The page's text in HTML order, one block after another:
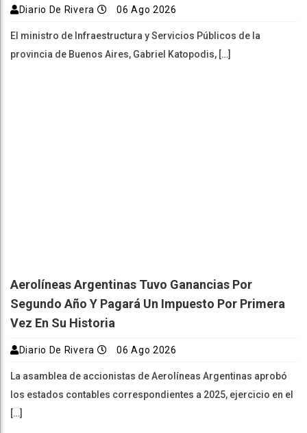
Diario De Rivera 06 Ago 2026
El ministro de Infraestructura y Servicios Públicos de la
provincia de Buenos Aires, Gabriel Katopodis, […]
Aerolíneas Argentinas Tuvo Ganancias Por
Segundo Año Y Pagará Un Impuesto Por Primera
Vez En Su Historia
Diario De Rivera 06 Ago 2026
La asamblea de accionistas de Aerolíneas Argentinas aprobó
los estados contables correspondientes a 2025, ejercicio en el
[…]